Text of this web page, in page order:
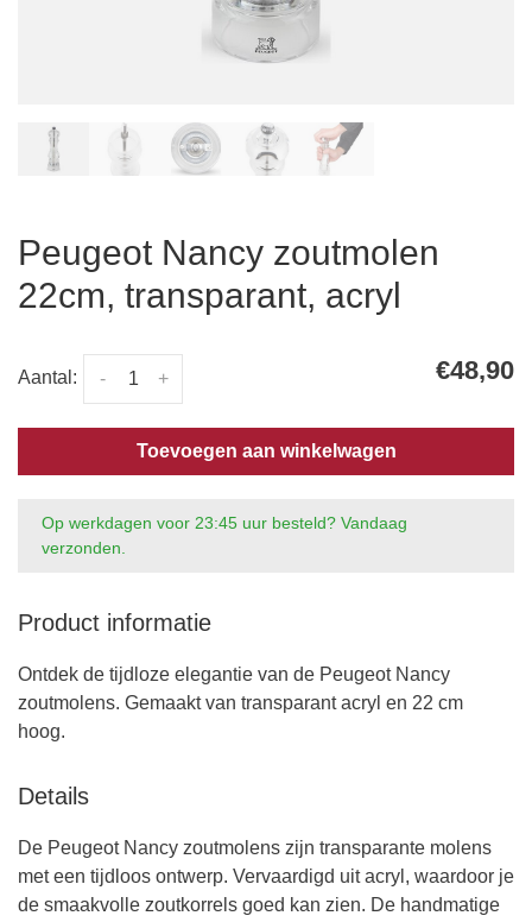
Peugeot Nancy zoutmolen
22cm, transparant, acryl
Aantal: +
- €48,90
Toevoegen aan winkelwagen
Op werkdagen voor 23:45 uur besteld? Vandaag
verzonden.
Product informatie
Ontdek de tijdloze elegantie van de Peugeot Nancy
zoutmolens. Gemaakt van transparant acryl en 22 cm
hoog.
Details
De Peugeot Nancy zoutmolens zijn transparante molens
met een tijdloos ontwerp. Vervaardigd uit acryl, waardoor je
de smaakvolle zoutkorrels goed kan zien. De handmatige